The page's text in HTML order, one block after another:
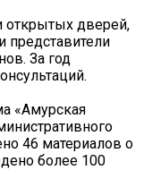
открытых дверей,
представители
За год
«Амурская
46 материалов о
более 100